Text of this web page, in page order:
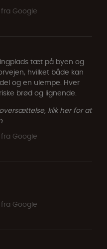
Google
tæt på byen og
hvilket både kan
og en ulempe. Hver
brød og lignende.
klik her for at
Google
Google